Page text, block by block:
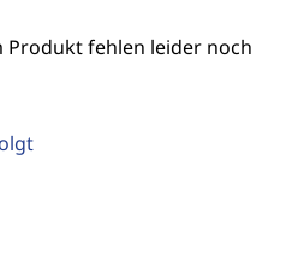
fehlen leider noch